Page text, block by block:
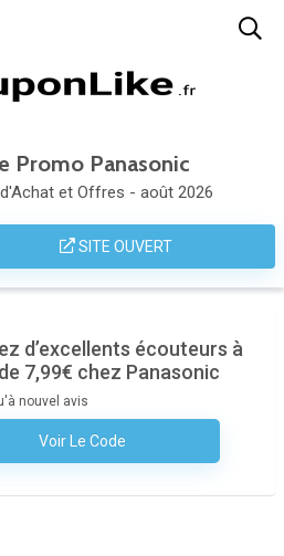
Promo Panasonic
et Offres - août 2026
SITE OUVERT
d’excellents écouteurs à
7,99€ chez Panasonic
nouvel avis
Voir Le Code
Aucun Code N'est Nécessaire